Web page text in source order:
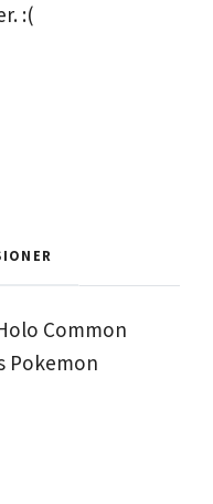
:(
Common
Pokemon